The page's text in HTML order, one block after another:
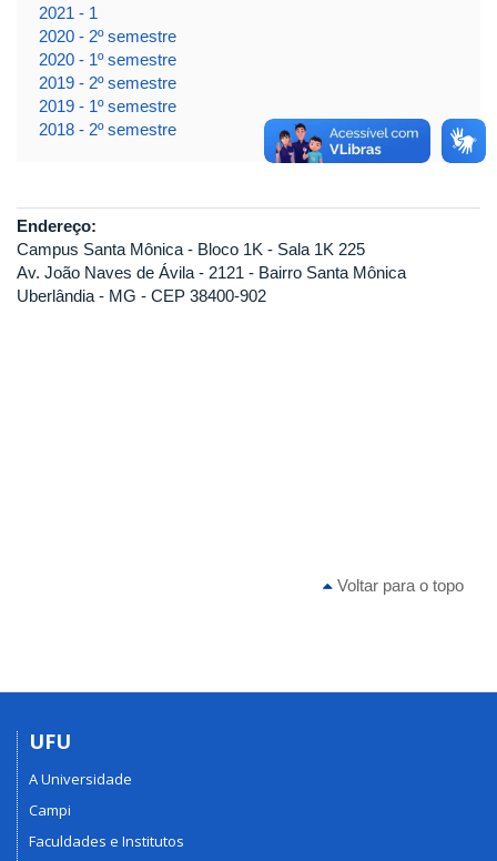
2021 - 1
2020 - 2º semestre
2020 - 1º semestre
2019 - 2º semestre
2019 - 1º semestre
2018 - 2º semestre
Endereço:
Campus Santa Mônica - Bloco 1K - Sala 1K 225
Av. João Naves de Ávila - 2121 - Bairro Santa Mônica
Uberlândia - MG - CEP 38400-902
Voltar para o topo
UFU
A Universidade
Campi
Faculdades e Institutos